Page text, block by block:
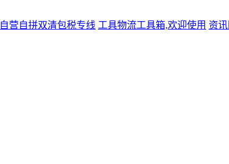
自营自拼双清包税专线 工具物流工具箱,欢迎使用 资讯